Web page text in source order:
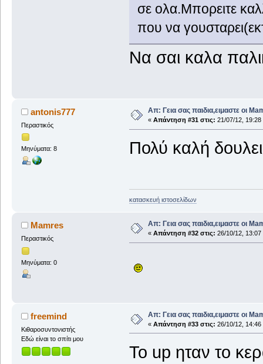
σε ολα.Μπορειτε
που να
Να σαι καλα
antonis777
Περαστικός
Μηνύματα: 8
Απ: Γεια σας παιδια,ειμαστε οι
« Απάντηση #31 στις: 21/07/12, 19:28
Πολύ καλή
κατασκευή ιστοσελίδων
Mamres
Περαστικός
Μηνύματα: 0
Απ: Γεια σας παιδια,ειμαστε οι
« Απάντηση #32 στις: 26/10/12, 13:07
freemind
Κιθαροσυντονιστής
Εδώ είναι το σπίτι μου
Απ: Γεια σας παιδια,ειμαστε οι
« Απάντηση #33 στις: 26/10/12, 14:46
Το up ηταν το